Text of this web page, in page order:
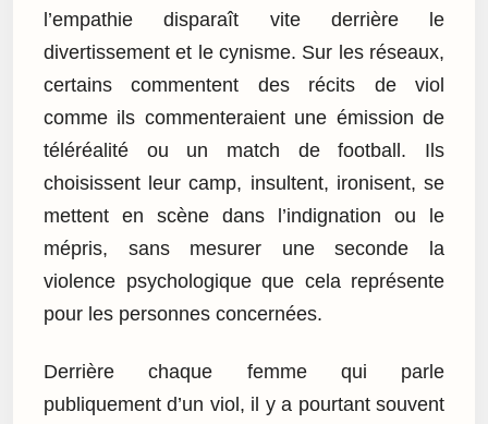
l’empathie disparaît vite derrière le
divertissement et le cynisme. Sur les réseaux,
certains commentent des récits de viol
comme ils commenteraient une émission de
téléréalité ou un match de football. Ils
choisissent leur camp, insultent, ironisent, se
mettent en scène dans l’indignation ou le
mépris, sans mesurer une seconde la
violence psychologique que cela représente
pour les personnes concernées.
Derrière chaque femme qui parle
publiquement d’un viol, il y a pourtant souvent